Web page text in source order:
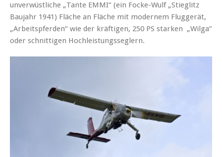
unverwüstliche „Tante EMMI“ (ein Focke-Wulf „Stieglitz
Baujahr 1941) Fläche an Fläche mit modernem Fluggerät,
„Arbeitspferden“ wie der kräftigen, 250 PS starken „Wilga“
oder schnittigen Hochleistungsseglern.